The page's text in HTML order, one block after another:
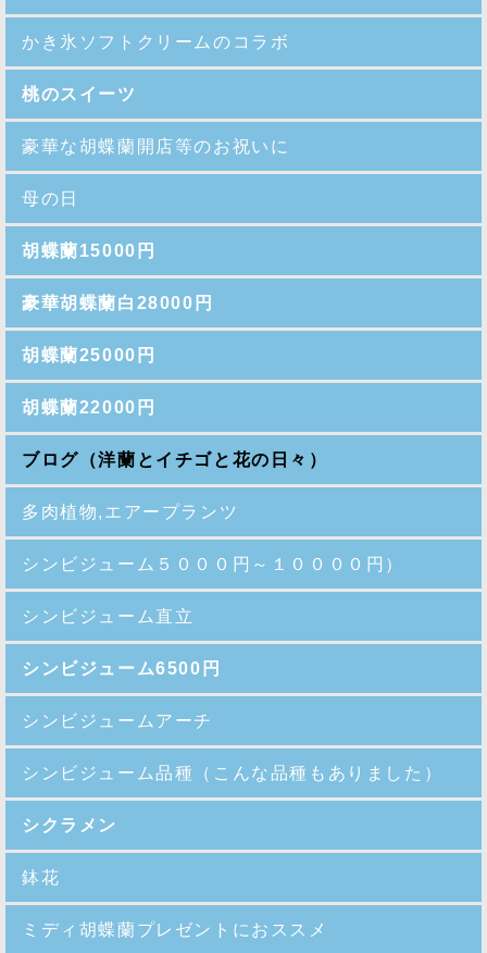
かき氷ソフトクリームのコラボ
桃のスイーツ
豪華な胡蝶蘭開店等のお祝いに
母の日
胡蝶蘭15000円
豪華胡蝶蘭白28000円
胡蝶蘭25000円
胡蝶蘭22000円
ブログ（洋蘭とイチゴと花の日々）
多肉植物,エアープランツ
シンビジューム５０００円～１００００円）
シンビジューム直立
シンビジューム6500円
シンビジュームアーチ
シンビジューム品種 （こんな品種もありました）
シクラメン
鉢花
ミディ胡蝶蘭プレゼントにおススメ